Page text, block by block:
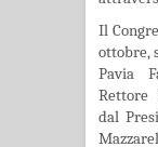
Il
ottobre,
Pavia
Rettore
dal